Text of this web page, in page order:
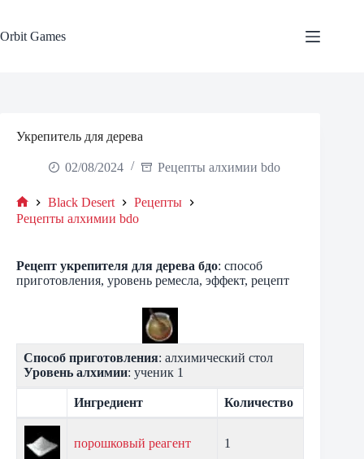
content
Orbit Games
Укрепитель для дерева
02/08/2024 Рецепты алхимии bdo
Home
Black Desert
Рецепты
Рецепты алхимии bdo
Рецепт укрепителя для дерева бдо: способ
приготовления, уровень ремесла, эффект, рецепт
Способ приготовления: алхимический стол
Уровень алхимии: ученик 1
Ингредиент Количество
порошковый реагент 1